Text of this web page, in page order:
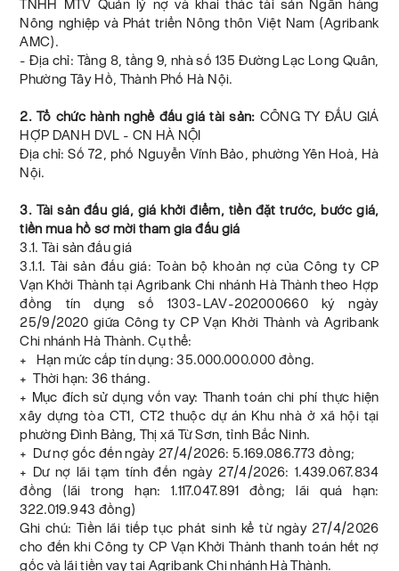
TNHH MTV Quản lý nợ và khai thác tài sản Ngân hàng
Nông nghiệp và Phát triển Nông thôn Việt Nam (Agribank
AMC).
- Địa chỉ: Tầng 8, tầng 9, nhà số 135 Đường Lạc Long Quân,
Phường Tây Hồ, Thành Phố Hà Nội.
2. Tổ chức hành nghề đấu giá tài sản: CÔNG TY ĐẤU GIÁ
HỢP DANH DVL - CN HÀ NỘI
Địa chỉ: Số 72, phố Nguyễn Vĩnh Bảo, phường Yên Hoà, Hà
Nội.
3. Tài sản đấu giá, giá khởi điểm, tiền đặt trước, bước giá,
tiền mua hồ sơ mời tham gia đấu giá
3.1. Tài sản đấu giá
3.1.1. Tài sản đấu giá: Toàn bộ khoản nợ của Công ty CP
Vạn Khởi Thành tại Agribank Chi nhánh Hà Thành theo Hợp
đồng tín dụng số 1303-LAV-202000660 ký ngày
25/9/2020 giữa Công ty CP Vạn Khởi Thành và Agribank
Chi nhánh Hà Thành. Cụ thể:
+ Hạn mức cấp tín dụng: 35.000.000.000 đồng.
+ Thời hạn: 36 tháng.
+ Mục đích sử dụng vốn vay: Thanh toán chi phí thực hiện
xây dựng tòa CT1, CT2 thuộc dự án Khu nhà ở xã hội tại
phường Đình Bảng, Thị xã Từ Sơn, tỉnh Bắc Ninh.
+ Dư nợ gốc đến ngày 27/4/2026: 5.169.086.773 đồng;
+ Dư nợ lãi tạm tính đến ngày 27/4/2026: 1.439.067.834
đồng (lãi trong hạn: 1.117.047.891 đồng; lãi quá hạn:
322.019.943 đồng)
Ghi chú: Tiền lãi tiếp tục phát sinh kể từ ngày 27/4/2026
cho đến khi Công ty CP Vạn Khởi Thành thanh toán hết nợ
gốc và lãi tiền vay tại Agribank Chi nhánh Hà Thành.